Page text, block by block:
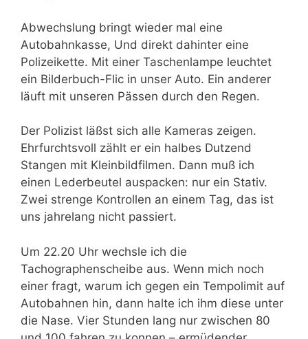
Abwechslung bringt wieder mal eine
Autobahnkasse, Und direkt dahinter eine
Polizeikette. Mit einer Taschenlampe leuchtet
ein Bilderbuch-Flic in unser Auto. Ein anderer
läuft mit unseren Pässen durch den Regen.
Der Polizist läßst sich alle Kameras zeigen.
Ehrfurchtsvoll zählt er ein halbes Dutzend
Stangen mit Kleinbildfilmen. Dann muß ich
einen Lederbeutel auspacken: nur ein Stativ.
Zwei strenge Kontrollen an einem Tag, das ist
uns jahrelang nicht passiert.
Um 22.20 Uhr wechsle ich die
Tachographenscheibe aus. Wenn mich noch
einer fragt, warum ich gegen ein Tempolimit auf
Autobahnen hin, dann halte ich ihm diese unter
die Nase. Vier Stunden lang nur zwischen 80